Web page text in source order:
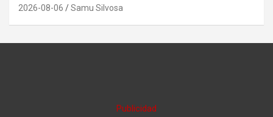
2026-08-06 Samu Silvosa
Publicidad